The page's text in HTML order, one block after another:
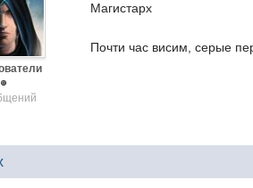
Магистарх
Почти час висим, серые